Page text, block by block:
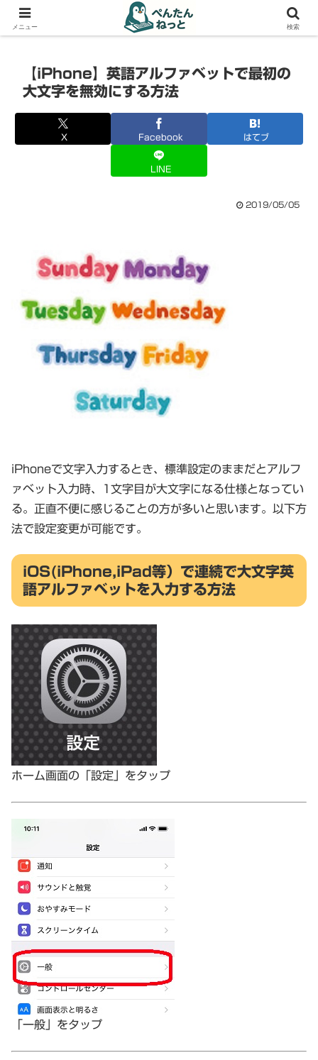
PCやガジェットの備忘録
【iPhone】英語アルファベットで最初の
大文字を無効にする方法
X Facebook はてブ
LINE
2019/05/05
iPhoneで文字入力するとき、標準設定のままだとアルフ
ァベット入力時、1文字目が大文字になる仕様となってい
る。正直不便に感じることの方が多いと思います。以下方
法で設定変更が可能です。
iOS(iPhone,iPad等）で連続で大文字英
語アルファベットを入力する方法
ホーム画面の「設定」をタップ
「一般」をタップ
メニュー 検索